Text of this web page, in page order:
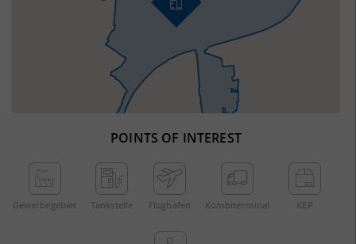
POINTS OF INTEREST
Gewerbe­gebiet Tankstelle Flughafen Kombi­terminal KEP